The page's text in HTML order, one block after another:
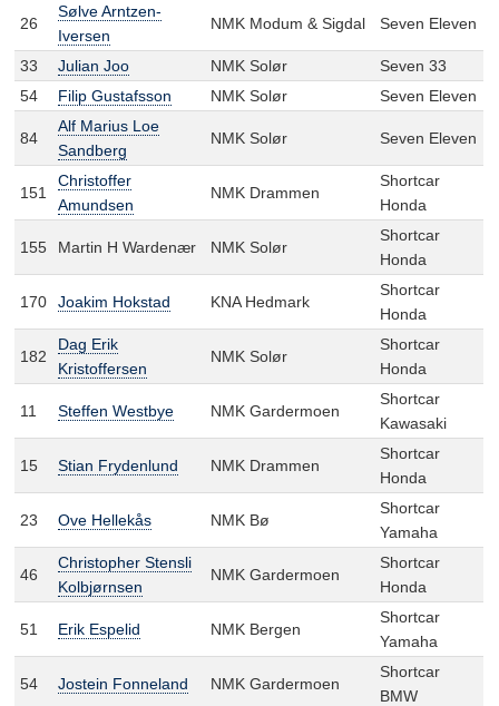
26
Sølve Arntzen-
Iversen
NMK Modum & Sigdal Seven Eleven
33 Julian Joo NMK Solør
Seven 33
54
Filip Gustafsson NMK Solør Seven Eleven
84
Alf Marius Loe
Sandberg
NMK Solør Seven Eleven
151
Christoffer
Amundsen
NMK Drammen
Shortcar
Honda
155 Martin H Wardenær NMK Solør
Shortcar
Honda
170 Joakim Hokstad KNA Hedmark
Shortcar
Honda
182
Dag Erik
Kristoffersen
NMK Solør
Shortcar
Honda
11 Steffen Westbye NMK Gardermoen
Shortcar
Kawasaki
15 Stian Frydenlund NMK Drammen
Shortcar
Honda
23 Ove Hellekås NMK Bø
Shortcar
Yamaha
46
Christopher Stensli
Kolbjørnsen
NMK Gardermoen
Shortcar
Honda
51 Erik Espelid NMK Bergen
Shortcar
Yamaha
54 Jostein Fonneland NMK Gardermoen
Shortcar
BMW